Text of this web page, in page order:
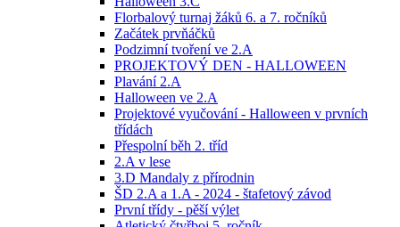
Florbalový turnaj žáků 6. a 7. ročníků
Začátek prvňáčků
Podzimní tvoření ve 2.A
PROJEKTOVÝ DEN - HALLOWEEN
Plavání 2.A
Halloween ve 2.A
Projektové vyučování - Halloween v prvních
třídách
Přespolní běh 2. tříd
2.A v lese
3.D Mandaly z přírodnin
ŠD 2.A a 1.A - 2024 - štafetový závod
První třídy - pěší výlet